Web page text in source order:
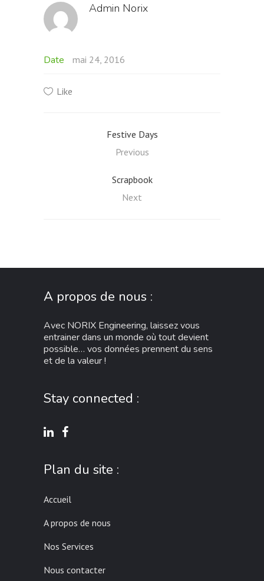
Admin Norix
Date mai 24, 2016
Like
Festive Days
Previous
Scrapbook
Next
A propos de nous :
Avec NORIX Engineering, laissez vous
entrainer dans un monde où tout devient
possible… vos données prennent du sens
et de la valeur !
Stay connected :
Plan du site :
Accueil
A propos de nous
Nos Services
Nous contacter